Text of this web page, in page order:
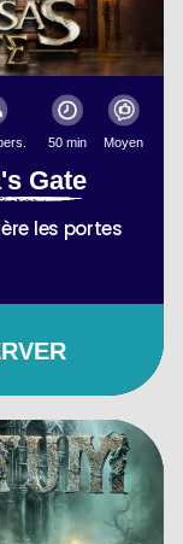
50 min Moyen
Gate
les portes